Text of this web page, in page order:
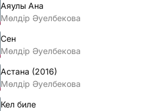
Аяулы Ана
Мөлдір Әуелбекова
Сен
Мөлдір Әуелбекова
Астана (2016)
Мөлдір Әуелбекова
Кел биле